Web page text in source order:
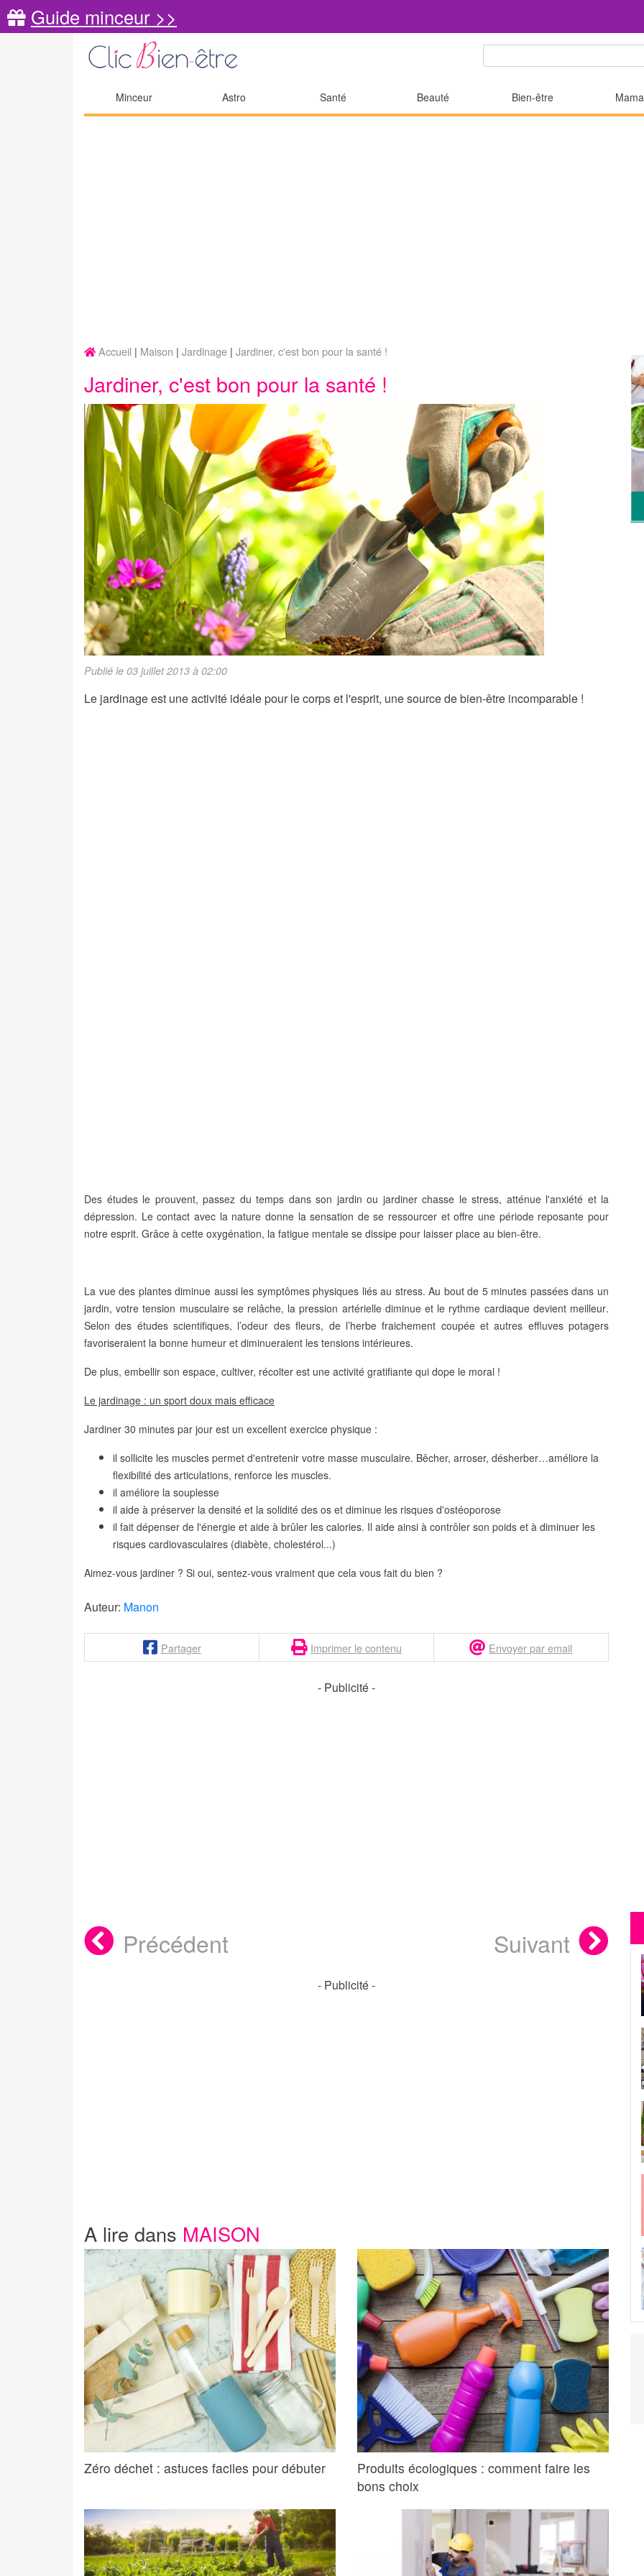
Guide minceur >>
Minceur Astro Santé Beauté Bien-être
Accueil Maison Jardinage Jardiner, c'est bon pour la santé !
Jardiner, c'est bon pour la santé !
Publié le 03 juillet 2013 à 02:00
Le jardinage est une activité idéale pour le corps et l'esprit, une source de bien-être incomparable !
Des études le prouvent, passez du temps dans son jardin ou jardiner chasse le stress, atténue l'anxiété et la
dépression. Le contact avec la nature donne lasensation de se ressourcer et offre une période reposante pour
notre esprit. Grâce à cette oxygénation, la fatigue mentale se dissipe pour laisser place au bien-être.
La vue des plantes diminue aussi les symptômes physiques liés au stress. Au bout de 5 minutes passées dans un
jardin, votretension musculaire se relâche, lapression artérielle diminueet le rythme cardiaque devient meilleur.
Selon des études scientifiques, l’odeur des fleurs, de l’herbe fraichement coupée et autres effluves potagers
favoriseraient la bonne humeur et diminueraient les tensions intérieures.
De plus, embellir son espace, cultiver, récolter est une activité gratifiante qui dope le moral !
Le jardinage : un sport doux mais efficace
Jardiner 30 minutes par jour est un excellent exercice physique :
il sollicite les muscles permet d'entretenir votre masse musculaire. Bêcher, arroser, désherber…améliore la
flexibilité des articulations, renforce les muscles.
il améliore la souplesse
il aide à préserver la densité et la solidité des os et diminue les risques d'ostéoporose
il fait dépenser de l'énergie et aide à brûler les calories. Il aide ainsi à contrôler son poids et à diminuer les
risques cardiovasculaires (diabète, cholestérol...)
Aimez-vous jardiner ? Si oui, sentez-vous vraiment que cela vous fait du bien ?
Auteur: Manon
Partager Imprimer le contenu Envoyer par email
- Publicité -
Précédent Suivant
- Publicité -
A lire dans MAISON
Zéro déchet : astuces faciles pour débuter
Produits écologiques : comment faire les
bons choix